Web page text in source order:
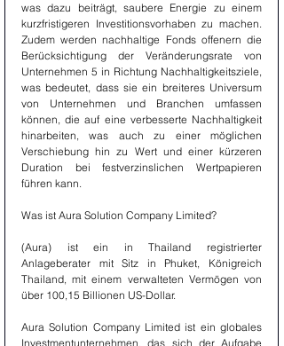
was dazu beiträgt, saubere Energie zu einem
kurzfristigeren Investitionsvorhaben zu machen.
Zudem werden nachhaltige Fonds offenern die
Berücksichtigung der Veränderungsrate von
Unternehmen 5 in Richtung Nachhaltigkeitsziele,
was bedeutet, dass sie ein breiteres Universum
von Unternehmen und Branchen umfassen
können, die auf eine verbesserte Nachhaltigkeit
hinarbeiten, was auch zu einer möglichen
Verschiebung hin zu Wert und einer kürzeren
Duration bei festverzinslichen Wertpapieren
führen kann.
Was ist Aura Solution Company Limited?
(Aura) ist ein in Thailand registrierter
Anlageberater mit Sitz in Phuket, Königreich
Thailand, mit einem verwalteten Vermögen von
über 100,15 Billionen US-Dollar.
Aura Solution Company Limited ist ein globales
Investmentunternehmen, das sich der Aufgabe